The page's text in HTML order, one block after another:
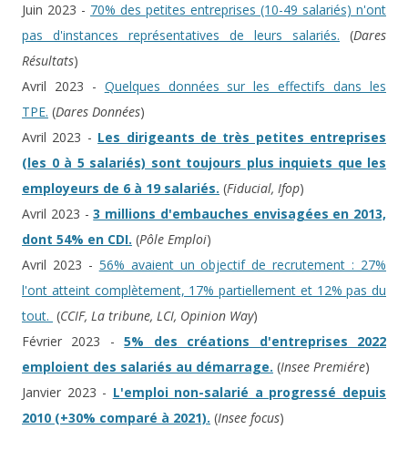
Juin 2023 - 70% des petites entreprises (10-49 salariés) n'ont
pas d'instances représentatives de leurs salariés. (Dares
Résultats)
Avril 2023 - Quelques données sur les effectifs dans les
TPE. (Dares Données)
Avril 2023 - Les dirigeants de très petites entreprises
(les 0 à 5 salariés) sont toujours plus inquiets que les
employeurs de 6 à 19 salariés. (Fiducial, Ifop)
Avril 2023 -3 millions d'embauches envisagées en 2013,
dont 54% en CDI. (Pôle Emploi)
Avril 2023 - 56% avaient un objectif de recrutement : 27%
l'ont atteint complètement, 17% partiellement et 12% pas du
tout. (CCIF, La tribune, LCI, Opinion Way)
Février 2023 -5% des créations d'entreprises 2022
emploient des salariés au démarrage. (Insee Premiére)
Janvier 2023 - L'emploi non-salarié a progressé depuis
2010 (+30% comparé à 2021). (Insee focus)